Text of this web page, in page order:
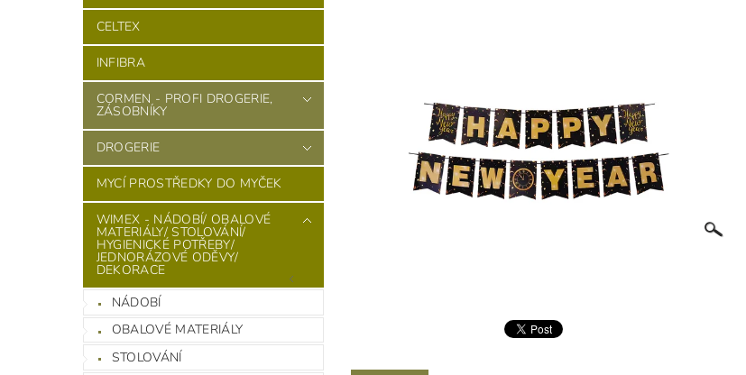
CELTEX
INFIBRA
CORMEN - PROFI DROGERIE,
ZÁSOBNÍKY
DROGERIE
MYCÍ PROSTŘEDKY DO MYČEK
WIMEX - NÁDOBÍ/ OBALOVÉ
MATERIÁLY/ STOLOVÁNÍ/
HYGIENICKÉ POTŘEBY/
JEDNORÁZOVÉ ODĚVY/
DEKORACE
NÁDOBÍ
OBALOVÉ MATERIÁLY
STOLOVÁNÍ